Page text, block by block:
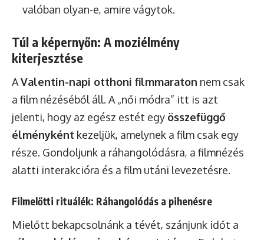
valóban olyan-e, amire vágytok.
Túl a képernyőn: A moziélmény
kiterjesztése
AValentin-napi otthoni filmmaraton nem csak
a film nézéséből áll. A „női módra” itt is azt
jelenti, hogy az egész estét egy összefüggő
élményként kezeljük, amelynek a film csak egy
része. Gondoljunk a ráhangolódásra, a filmnézés
alatti interakcióra és a film utáni levezetésre.
Filmelőtti rituálék: Ráhangolódás a pihenésre
Mielőtt bekapcsolnánk a tévét, szánjunk időt a